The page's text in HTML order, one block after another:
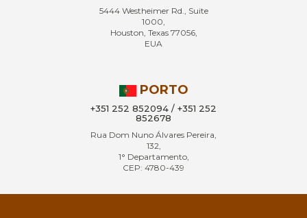
5444 Westheimer Rd., Suite
1000,
Houston, Texas 77056,
EUA
PORTO
+351 252 852094 / +351 252
852678
Rua Dom Nuno Álvares Pereira,
132,
1° Departamento,
CEP: 4780-439